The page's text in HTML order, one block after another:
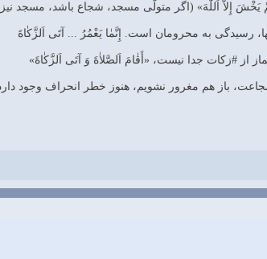
إِلاَّ اَللّٰهَ‌» (اگر متولّى مسجد، شجاع باشد، مسجد